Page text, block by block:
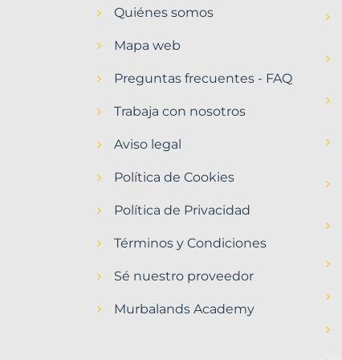
ValderredibleQuiénes somos
Mapa web
Preguntas frecuentes - FAQ
Trabaja con nosotros
Aviso legal
Política de Cookies
Política de Privacidad
Términos y Condiciones
Sé nuestro proveedor
Murbalands Academy